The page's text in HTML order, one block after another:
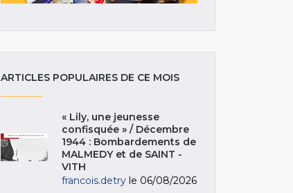
ARTICLES POPULAIRES DE CE MOIS
« Lily, une jeunesse
confisquée » / Décembre
1944 : Bombardements de
MALMEDY et de SAINT -
VITH
francois.detry le 06/08/2026